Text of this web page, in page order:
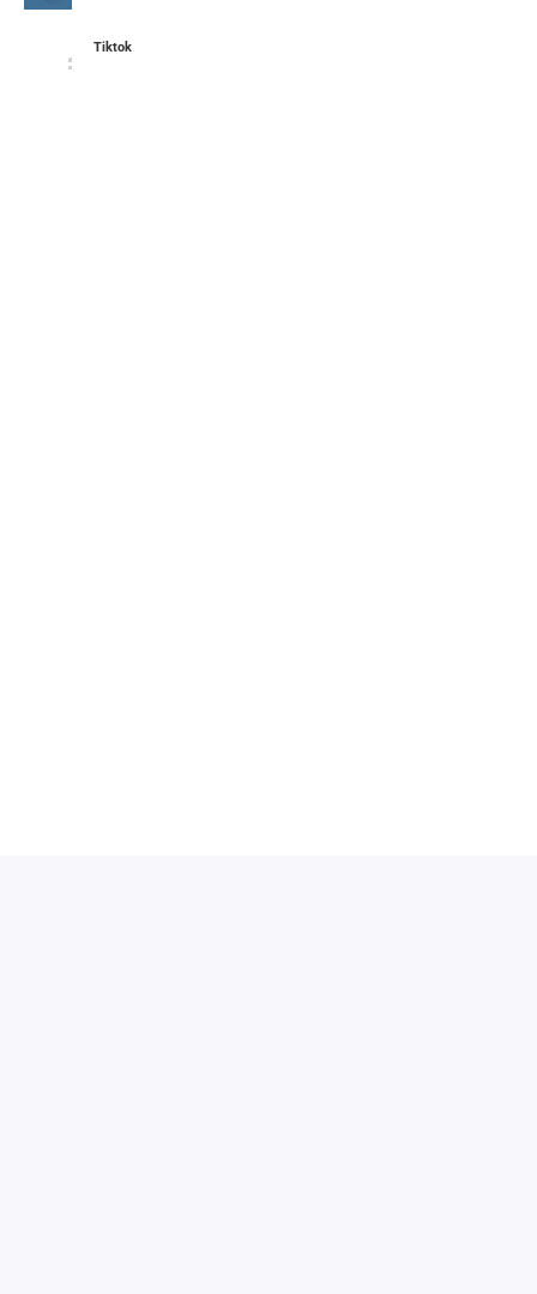
Tiktok